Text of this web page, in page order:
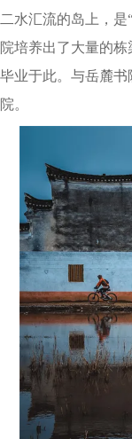
二水汇流的岛上，是
院培养出了大量的
毕业于此。与岳麓
院。